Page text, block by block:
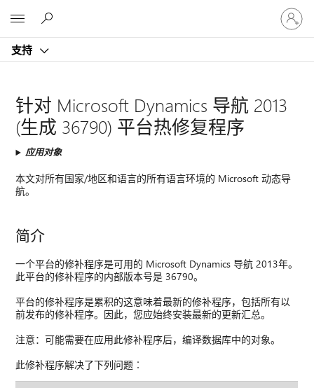
支持
请
登
录
户
针对 Microsoft Dynamics 导航 2013
(生成 36790) 平台热修复程序
应用对象
本文对所有国家/地区和语言的所有语言环境的 Microsoft 动态导
航。
简介
一个平台的修补程序是可用的 Microsoft Dynamics 导航 2013年。
此平台的修补程序的内部版本号是 36790。
平台的修补程序是累积的这意味着最新的修补程序，包括所有以
前发布的修补程序。因此，您应始终安装最新的更新汇总。
注意：可能需要在应用此修补程序后，编译数据库中的对象。
此修补程序解决了下列问题︰